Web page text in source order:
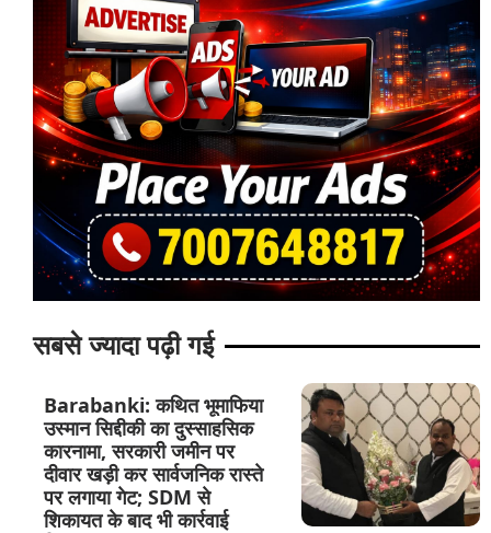
सबसे ज्यादा पढ़ी गई
Barabanki: कथित भूमाफिया
उस्मान सिद्दीकी का दुस्साहसिक
कारनामा, सरकारी जमीन पर
दीवार खड़ी कर सार्वजनिक रास्ते
पर लगाया गेट; SDM से
शिकायत के बाद भी कार्रवाई